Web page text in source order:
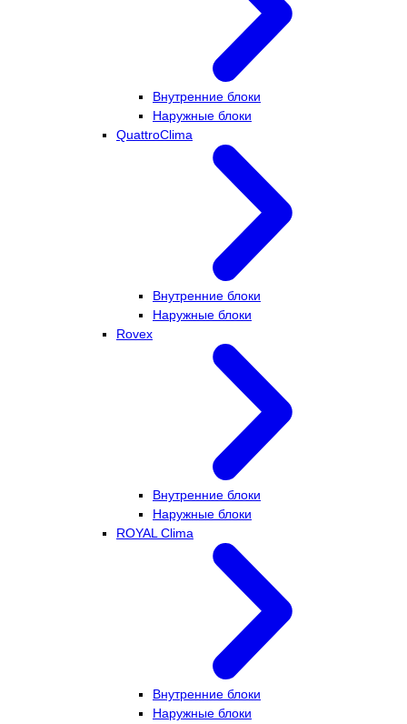
Внутренние блоки
Наружные блоки
QuattroClima
Внутренние блоки
Наружные блоки
Rovex
Внутренние блоки
Наружные блоки
ROYAL Clima
Внутренние блоки
Наружные блоки